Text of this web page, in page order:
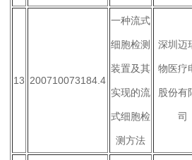
13 200710073184.4
一种流式
细胞检测
装置及其
实现的流
式细胞检
测方法
深圳迈
物医疗
股份有
司